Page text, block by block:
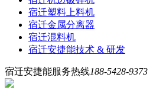
宿迁塑料上料机
宿迁金属分离器
宿迁混料机
宿迁安捷能技术 & 研发
宿迁安捷能服务热线188-5428-9373